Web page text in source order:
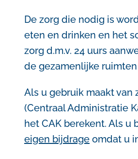
De zorg die nodig is
eten en drinken en het
zorg d.m.v. 24 uurs
de gezamenlijke
Als u gebruik maakt
(Centraal Administratie
het CAK berekent. Als u
eigen bijdrage omdat u